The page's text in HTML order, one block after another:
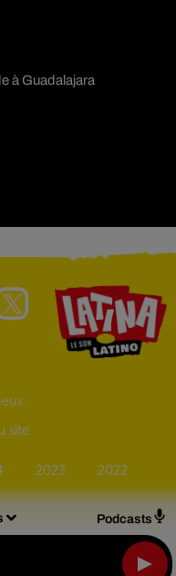
Podcasts
à Guadalajara
site
2023 2022